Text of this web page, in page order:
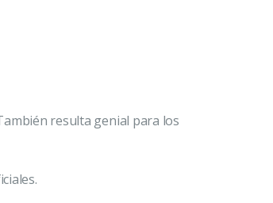
resulta genial para los